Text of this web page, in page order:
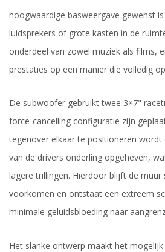
hoogwaardige basweergave gewenst
luidsprekers of grote kasten in de
onderdeel van zowel muziek als films,
prestaties op een manier die volledig
De subwoofer gebruikt twee 3×7"
force-cancelling configuratie zijn
tegenover elkaar te positioneren wordt
van de drivers onderling opgeheven,
lagere trillingen. Hierdoor blijft de
voorkomen en ontstaat een extreem
minimale geluidsbloeding naar
Het slanke ontwerp maakt het